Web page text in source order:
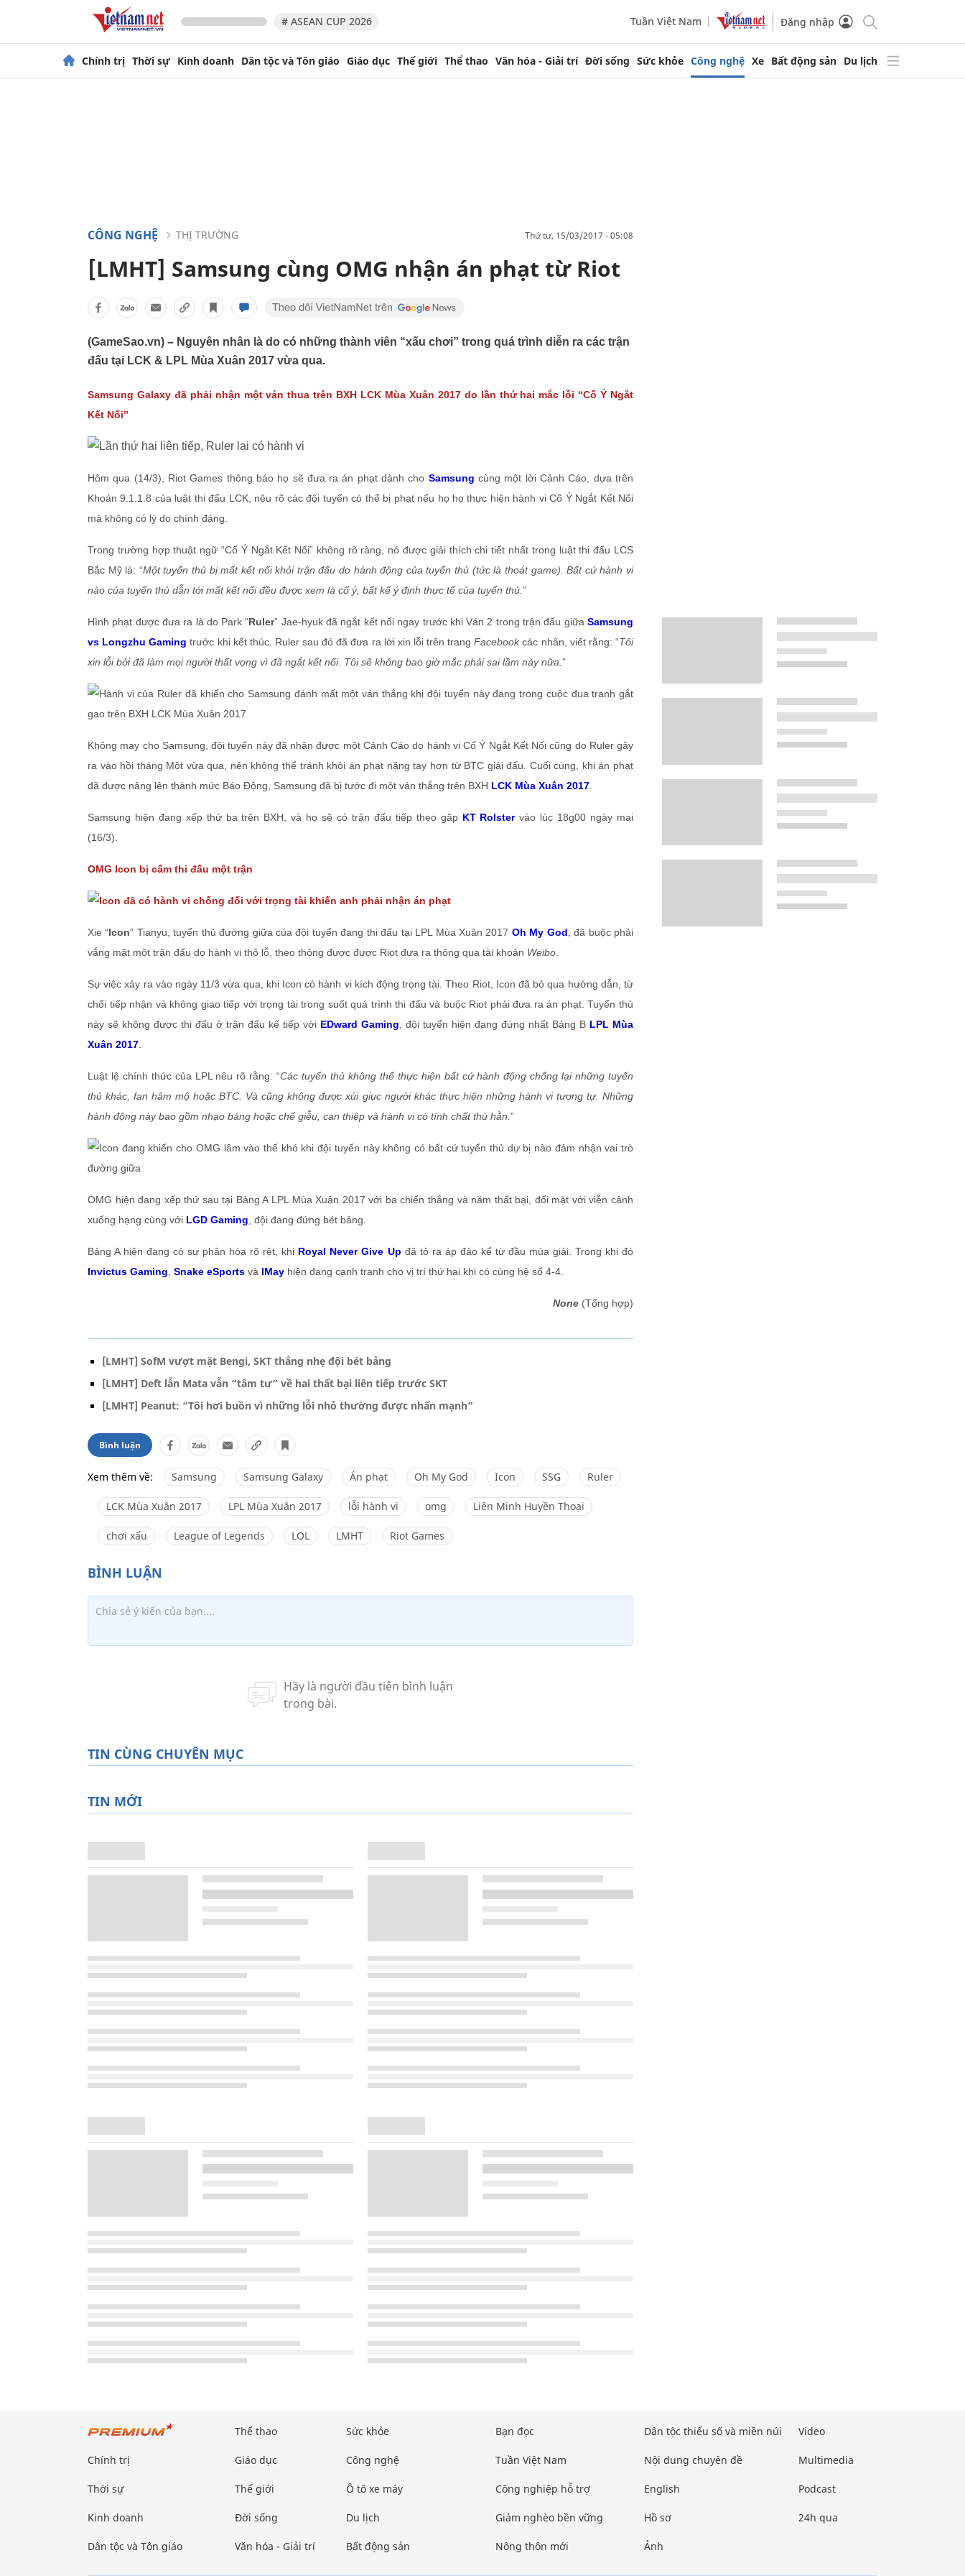
# ASEAN CUP 2026 Tuần Việt Nam Đăng nhập
Chính trị Thời sự Kinh doanh Dân tộc và Tôn giáo Giáo dục Thế giới Thể thao Văn hóa - Giải trí Đời sống Sức khỏe Công nghệ Xe Bất động sản Du lịch
CÔNG NGHỆ THỊ TRƯỜNG thứ tư, 15/03/2017 - 05:08
[LMHT] Samsung cùng OMG nhận án phạt từ Riot
(GameSao.vn) – Nguyên nhân là do có những thành viên “xấu chơi” trong quá trình diễn ra các trận
đấu tại LCK & LPL Mùa Xuân 2017 vừa qua.
Samsung Galaxy đã phải nhận một ván thua trên BXH LCK Mùa Xuân 2017 do lần thứ hai mắc lỗi “Cố Ý Ngắt
Kết Nối”
Hôm qua (14/3), Riot Games thông báo họ sẽ đưa ra án phạt dành cho Samsung cùng một lời Cảnh Cáo, dựa trên
Khoản 9.1.1.8 của luật thi đấu LCK, nêu rõ các đội tuyển có thể bị phạt nếu họ họ thực hiện hành vi Cố Ý Ngắt Kết Nối
mà không có lý do chính đáng.
Trong trường hợp thuật ngữ “Cố Ý Ngắt Kết Nối” không rõ ràng, nó được giải thích chi tiết nhất trong luật thi đấu LCS
Bắc Mỹ là: “Một tuyển thủ bị mất kết nối khỏi trận đấu do hành động của tuyển thủ (tức là thoát game). Bất cứ hành vi
nào của tuyển thủ dẫn tới mất kết nối đều được xem là cố ý, bất kể ý định thực tế của tuyển thủ. ”
Hình phạt được đưa ra là do Park “Ruler” Jae-hyuk đã ngắt kết nối ngay trước khi Ván 2 trong trận đấu giữaSamsung
vs Longzhu Gaming trước khi kết thúc. Ruler sau đó đã đưa ra lời xin lỗi trên trangFacebookcác nhân, viết rằng: “Tôi
xin lỗi bởi đã làm mọi người thất vọng vì đã ngắt kết nối. Tôi sẽ không bao giờ mắc phải sai lầm này nữa. ”
Không may cho Samsung, đội tuyển này đã nhận được một Cảnh Cáo do hành vi Cố Ý Ngắt Kết Nối cũng do Ruler gây
ra vào hồi tháng Một vừa qua, nên không thể tránh khỏi án phạt nặng tay hơn từ BTC giải đấu. Cuối cùng, khi án phạt
đã được nâng lên thành mức Báo Động, Samsung đã bị tước đi một ván thắng trên BXH LCK Mùa Xuân 2017
Samsung hiện đang xếp thứ ba trên BXH, và họ sẽ có trận đấu tiếp theo gặp KT Rolstervào lúc 18g00 ngày mai
(16/3).
OMG Icon bị cấm thi đấu một trận
Xie “Icon” Tianyu, tuyển thủ đường giữa của đội tuyển đang thi đấu tại LPL Mùa Xuân 2017 Oh My God , đã buộc phải
vắng mặt một trận đấu do hành vi thô lỗ, theo thông được được Riot đưa ra thông qua tài khoản Weibo
Sự việc xảy ra vào ngày 11/3 vừa qua, khi Icon có hành vi kích động trọng tài. Theo Riot, Icon đã bỏ qua hướng dẫn, từ
chối tiếp nhận và không giao tiếp với trọng tài trong suốt quá trình thi đấu và buộc Riot phải đưa ra án phạt. Tuyển thủ
này sẽ không được thi đấu ở trận đấu kế tiếp với EDward Gaming , đội tuyển hiện đang đứng nhất Bảng B LPL Mùa
Xuân 2017
Luật lệ chính thức của LPL nêu rõ rằng: “Các tuyển thủ không thể thực hiện bất cứ hành động chống lại những tuyển
thủ khác, fan hâm mộ hoặc BTC. Và cũng không được xúi giục người khác thực hiện những hành vi tương tự. Những
hành động này bao gồm nhạo báng hoặc chế giễu, can thiệp và hành vi có tính chất thù hằn. ”
OMG hiện đang xếp thứ sau tại Bảng A LPL Mùa Xuân 2017 với ba chiến thắng và năm thất bại, đối mặt với viễn cảnh
xuống hạng cùng với LGD Gaming , đội đang đứng bét bảng.
Bảng A hiện đang có sự phân hóa rõ rệt, khi Royal Never Give Up đã tỏ ra áp đảo kể từ đầu mùa giải. Trong khi đó
Invictus Gaming Snake eSports và IMay hiện đang cạnh tranh cho vị trí thứ hai khi có cùng hệ số 4-4.
None (Tổng hợp)
[LMHT] SofM vượt mặt Bengi, SKT thắng nhẹ đội bét bảng
[LMHT] Deft lẫn Mata vẫn “tâm tư” về hai thất bại liên tiếp trước SKT
[LMHT] Peanut: “Tôi hơi buồn vì những lỗi nhỏ thường được nhấn mạnh”
Bình luận
Xem thêm về: Samsung Samsung Galaxy Án phạt Oh My God Icon SSG Ruler
LCK Mùa Xuân 2017 LPL Mùa Xuân 2017 lỗi hành vi omg Liên Minh Huyền Thoại
chơi xấu League of Legends LOL LMHT Riot Games
TIN CÙNG CHUYÊN MỤC
TIN MỚI
Chính trị
Thời sự
Kinh doanh
Dân tộc và Tôn giáo
Thể thao
Giáo dục
Thế giới
Đời sống
Văn hóa - Giải trí
Sức khỏe
Công nghệ
Ô tô xe máy
Du lịch
Bất động sản
Bạn đọc
Tuần Việt Nam
Công nghiệp hỗ trợ
Giảm nghèo bền vững
Nông thôn mới
Dân tộc thiểu số và miền núi
Nội dung chuyên đề
English
Hồ sơ
Ảnh
Video
Multimedia
Podcast
24h qua